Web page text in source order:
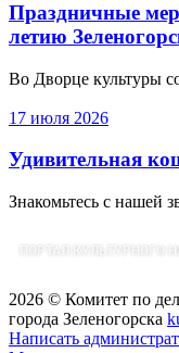
Праздничные
летию
Во Дворце культуры
17 июля 2026
Удивительная
Знакомьтесь с нашей
2026 © Комитет по
города Зеленогорска
Написать